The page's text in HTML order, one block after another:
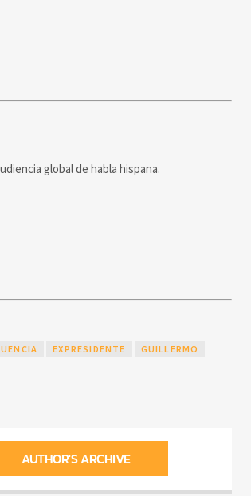
global de habla hispana.
EXPRESIDENTE GUILLERMO
AUTHOR'S ARCHIVE